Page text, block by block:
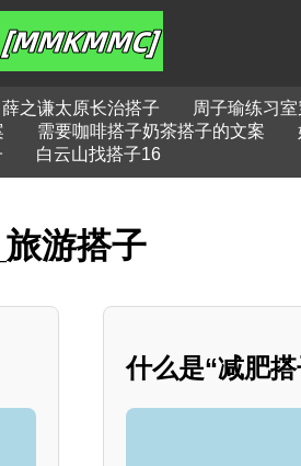
薛之谦太原长治搭子 周子瑜练习室
需要咖啡搭子奶茶搭子的文案
白云山找搭子16
游搭子
什么是“减肥